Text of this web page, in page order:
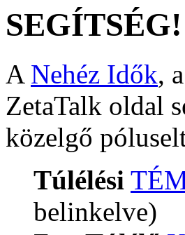
SEGÍTSÉG!
A Nehéz Idők,
ZetaTalk oldal
közelgő
Túlélési
belinkelve)